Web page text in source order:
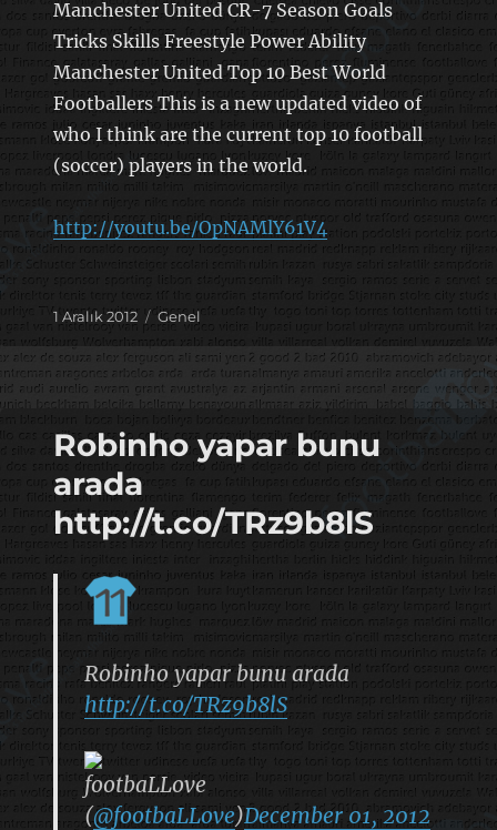
Manchester United CR-7 Season Goals
Tricks Skills Freestyle Power Ability
Manchester United Top 10 Best World
Footballers This is a new updated video of
who I think are the current top 10 football
(soccer) players in the world.
http://youtu.be/OpNAMlY61V4
Yayın
tarihi
1 Aralık 2012 Kategoriler
Genel
Robinho yapar bunu
arada
http://t.co/TRz9b8lS
Robinho yapar bunu arada
http://t.co/TRz9b8lS
footbaLLove
(@footbaLLove)December 01, 2012